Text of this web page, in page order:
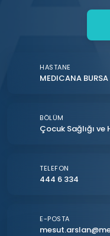
HASTANE
MEDICANA BURSA
BÖLÜM
Çocuk Sağlığı ve
TELEFON
444 6 334
E-POSTA